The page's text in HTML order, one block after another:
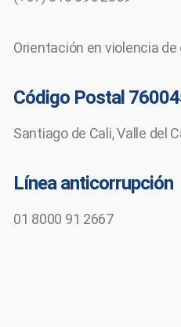
Orientación en violencia de
Código Postal
Santiago de Cali, Valle del
Línea anticorrupción
01 8000 91 2667